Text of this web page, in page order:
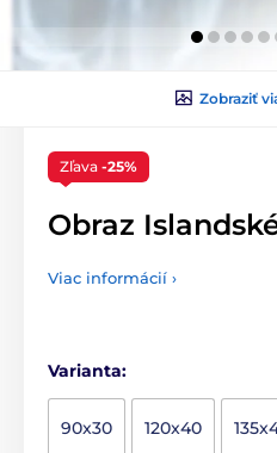
Zobraziť
Zľava -25%
Obraz
Viac informácií ›
Varianta:
90x30 120x40